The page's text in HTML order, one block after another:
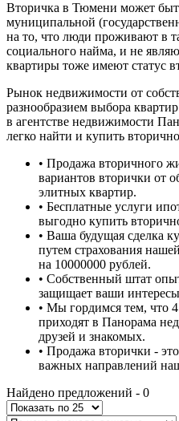
Вторичка в Тюмени может
муниципальной
на то, что люди проживают в
социального найма, и не
квартиры тоже имеют статус
Рынок недвижимости от
разнообразием выбора
в агентстве недвижимости
легко найти и купить
• Продажа вторичного
вариантов вторички от
элитных квартир.
• Бесплатные услуги
выгодно купить
• Ваша будущая сделка
путем страхования
на 10000000 рублей.
• Собственный штат
защищает ваши
• Мы гордимся тем, что
приходят в Панорама
друзей и знакомых.
• Продажа вторички -
важных направлений
Найдено предложений - 0